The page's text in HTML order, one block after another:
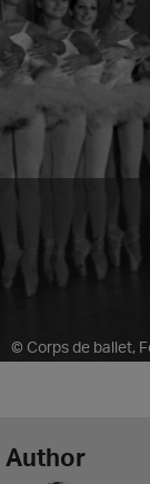
© Corps de ballet,
Author